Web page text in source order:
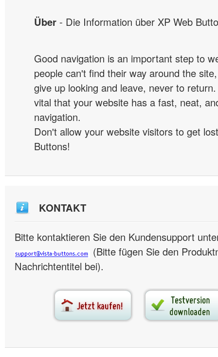
Über - Die Information über XP Web
Good navigation is an important step to
people can't find their way around the
give up looking and leave, never to
vital that your website has a fast, neat,
navigation.
Don't allow your website visitors to get
Buttons!
KONTAKT
Bitte kontaktieren Sie den Kundensupport
(Bitte fügen Sie den
Nachrichtentitel bei).